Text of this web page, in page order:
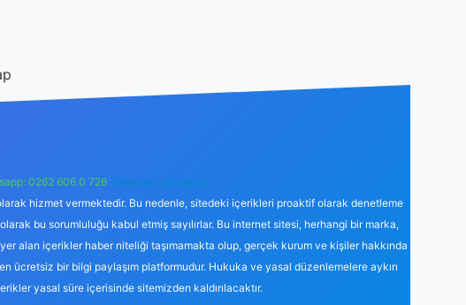
0262 606 0 726 Telegram: @karabul
hizmet vermektedir. Bu nedenle, sitedeki içerikleri proaktif olarak denetleme
bu sorumluluğu kabul etmiş sayılırlar. Bu internet sitesi, herhangi bir marka,
alan içerikler haber niteliği taşımamakta olup, gerçek kurum ve kişiler hakkında
ücretsiz bir bilgi paylaşım platformudur. Hukuka ve yasal düzenlemelere aykırı
yasal süre içerisinde sitemizden kaldırılacaktır.